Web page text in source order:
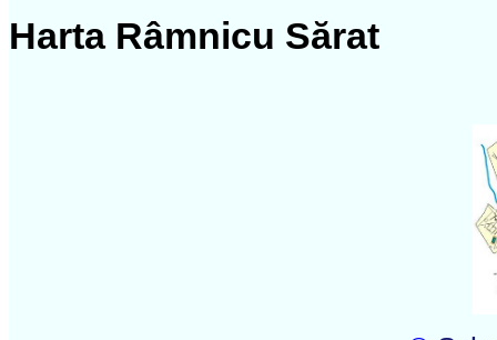
Harta Râmnicu Sărat